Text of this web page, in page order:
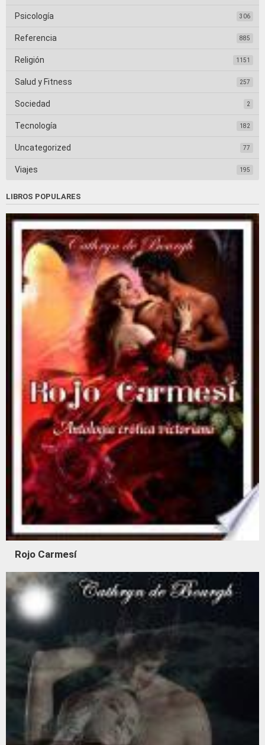
Psicología 306
Referencia 885
Religión 1151
Salud y Fitness 257
Sociedad 2
Tecnología 182
Uncategorized 77
Viajes 195
LIBROS POPULARES
Rojo Carmesí